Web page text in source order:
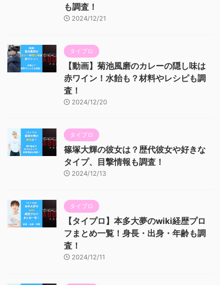
も調査！
2024/12/21
タイプロ
【動画】菊池風磨のカレーの隠し味は
赤ワイン！水飴も？材料やレシピも調
査！
2024/12/20
タイプロ
篠塚大輝の彼女は？歴代彼女や好きな
タイプ、目撃情報も調査！
2024/12/13
タイプロ
【タイプロ】本多大夢のwiki経歴プロ
フまとめ一覧！身長・出身・年齢も調
査！
2024/12/11